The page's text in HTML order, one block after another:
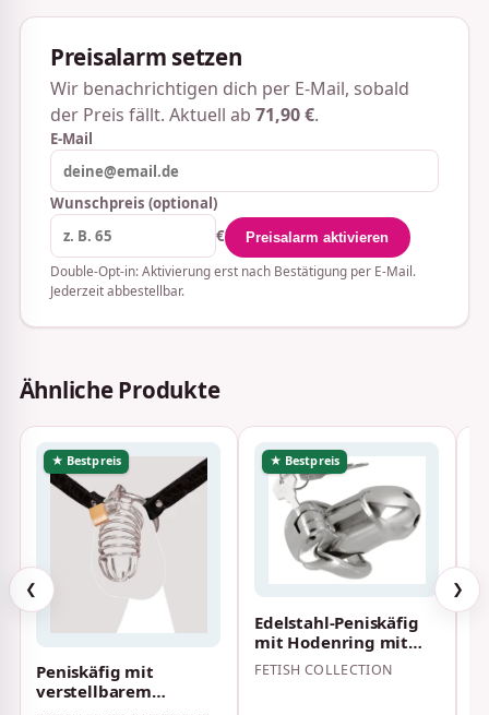
Preisalarm setzen
Wir benachrichtigen dich per E-Mail, sobald
der Preis fällt. Aktuell ab 71,90 €.
E-Mail
Wunschpreis (optional)
€
Preisalarm aktivieren
Double-Opt-in: Aktivierung erst nach Bestätigung per E-Mail.
Jederzeit abbestellbar.
Ähnliche Produkte
❮
★ Bestpreis
Peniskäfig mit
verstellbarem
★ Bestpreis
Edelstahl-Peniskäfig
mit Hodenring mit
integriertem Schloss
und 2 Schl…
FETISH COLLECTION
❯